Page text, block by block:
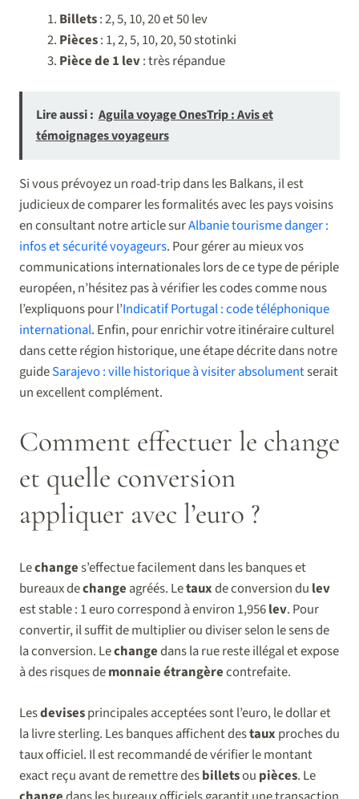
Billets: 2, 5, 10, 20 et 50 lev
Pièces: 1, 2, 5, 10, 20, 50 stotinki
Pièce de 1 lev: très répandue
Lire aussi : Aguila voyage OnesTrip : Avis et
témoignages voyageurs
Si vous prévoyez un road-trip dans les Balkans, il est
judicieux de comparer les formalités avec les pays voisins
en consultant notre article surAlbanie tourisme danger :
infos et sécurité voyageurs. Pour gérer au mieux vos
communications internationales lors de ce type de périple
européen, n’hésitez pas à vérifier les codes comme nous
l’expliquons pour l’Indicatif Portugal : code téléphonique
international. Enfin, pour enrichir votre itinéraire culturel
dans cette région historique, une étape décrite dans notre
guideSarajevo : ville historique à visiter absolumentserait
un excellent complément.
Comment effectuer le change
et quelle conversion
appliquer avec l’euro ?
Lechanges’effectue facilement dans les banques et
bureaux dechange agréés. Letauxde conversion du lev
est stable : 1 euro correspond à environ 1,956lev. Pour
convertir, il suffit de multiplier ou diviser selon le sens de
la conversion. Lechangedans la rue reste illégal et expose
à des risques demonnaie étrangèrecontrefaite.
Lesdevisesprincipales acceptées sont l’euro, le dollar et
la livre sterling. Les banques affichent destaux proches du
taux officiel. Il est recommandé de vérifier le montant
exact reçu avant de remettre desbilletsou pièces. Le